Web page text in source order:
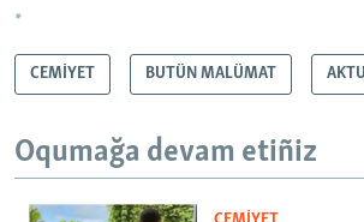
*
CEMİYET BUTÜN MALÜMAT
Oqumağa devam etiñiz